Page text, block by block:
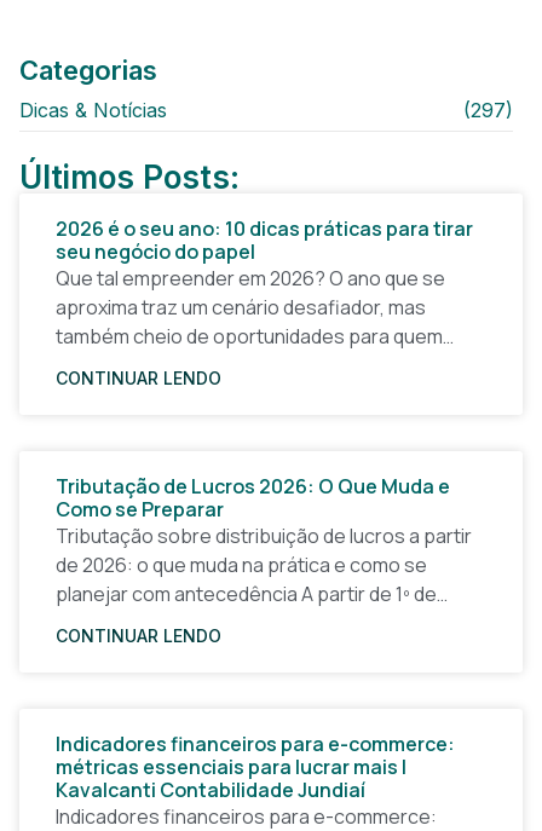
Categorias
Dicas & Notícias (297)
Últimos Posts:
2026 é o seu ano: 10 dicas práticas para tirar
seu negócio do papel
Que tal empreender em 2026? O ano que se
aproxima traz um cenário desafiador, mas
também cheio de oportunidades para quem
quer tirar uma ideia do papel e construir um
CONTINUAR LENDO
Tributação de Lucros 2026: O Que Muda e
Como se Preparar
Tributação sobre distribuição de lucros a partir
de 2026: o que muda na prática e como se
planejar com antecedência A partir de 1º de
janeiro de 2026, a forma
CONTINUAR LENDO
Indicadores financeiros para e-commerce:
métricas essenciais para lucrar mais |
Kavalcanti Contabilidade Jundiaí
Indicadores financeiros para e-commerce: